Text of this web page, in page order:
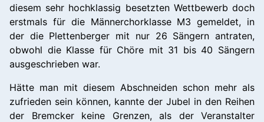
diesem sehr hochklassig besetzten Wettbewerb doch
erstmals für die Männerchorklasse M3 gemeldet, in
der die Plettenberger mit nur 26 Sängern antraten,
obwohl die Klasse für Chöre mit 31 bis 40 Sängern
ausgeschrieben war.
Hätte man mit diesem Abschneiden schon mehr als
zufrieden sein können, kannte der Jubel in den Reihen
der Bremcker keine Grenzen, als der Veranstalter